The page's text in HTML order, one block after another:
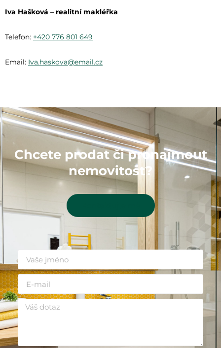
Iva Hašková – realitní makléřka
Telefon: +420 776 801 649
Email: Iva.haskova@email.cz
Chcete prodat či pronajmout
nemovitost?